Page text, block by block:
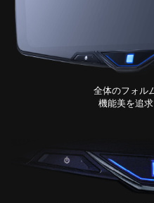
全体のフォル
機能美を追